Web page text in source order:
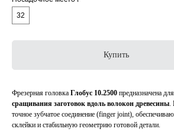
32
Купить
Фрезерная головка Глобус 10.2500 предназначена для
сращивания заготовок вдоль волокон древесины.
точное зубчатое соединение (finger joint),
склейки и стабильную геометрию готовой детали.